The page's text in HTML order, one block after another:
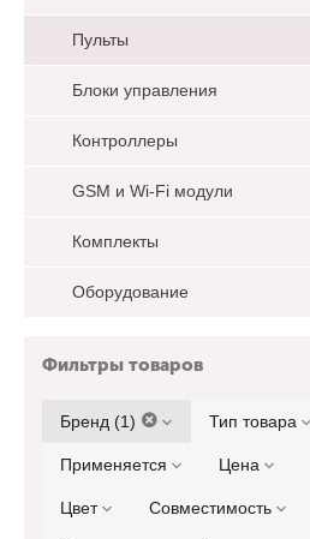
Пульты
Блоки управления
Контроллеры
GSM и Wi-Fi модули
Комплекты
Оборудование
Фильтры товаров
Бренд (1) Тип товара
Применяется Цена
Цвет Совместимость